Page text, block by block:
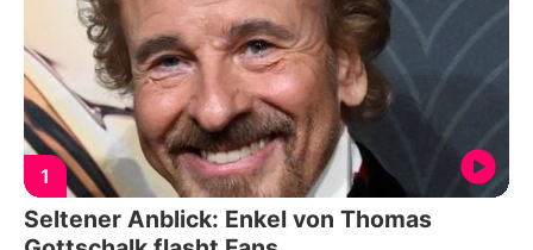
1
Seltener Anblick: Enkel von Thomas